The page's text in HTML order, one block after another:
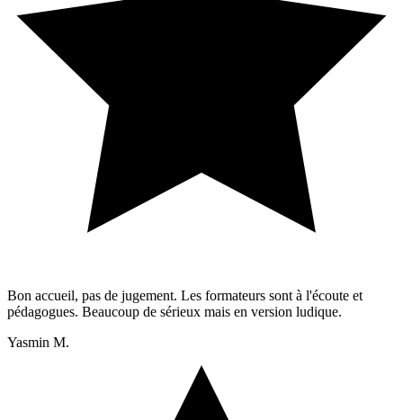
Bon accueil, pas de jugement. Les formateurs sont à l'écoute et
pédagogues. Beaucoup de sérieux mais en version ludique.
Yasmin M.